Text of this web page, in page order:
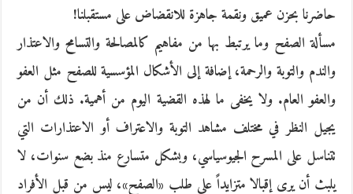
حاضرنا بحزن عميق ونقمة جاهزة للانقضاض على مستقبلنا!
مسألة الصفح وما يرتبط بها من مفاهيم كالمصالحة والتسامح والاعتذار
والندم والتوبة والرحمة، إضافة إلى الأشكال المؤسسية للصفح مثل العفو
والعفو العام. ولا يخفى ما لهذه القضية اليوم من أهمية. ذلك أن من
يجيل النظر في مختلف مشاهد التوبة والاعتراف أو الاعتذارات التي
تتناسل على المسرح الجيوسياسي، وبشكل متسارع منذ بضع سنوات، لا
يلبث أن يرى إقبالا متزايداً على طلب «الصفح»، ليس من قبل الأفراد